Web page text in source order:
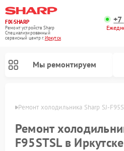
FIX-SHARP
Ремонт устройств Sharp
Специализированный
cервисный центр г.Иркутск
Мы ремонтируем
Ремонт холодильника Sharp SJ-
Ремонт
F95STSL в Иркутске